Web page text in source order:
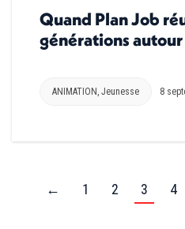
Quand Plan Job
générations
ANIMATION Jeunesse 8
← 1 2 3 4